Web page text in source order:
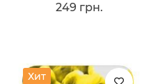
249 грн.
Хит